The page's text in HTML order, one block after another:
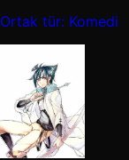
Ortak tür: Komedi